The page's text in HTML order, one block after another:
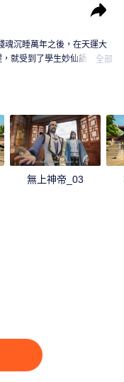
魂沉睡萬年之後，在天運大
就受到了學生妙仙語的刻意
結親不過是為了牧家和秦
件，答應了這門親事。煉出
來找牧雲請教，而秦時雨一
試，牧雲陰差陽錯下喚醒了
冰凰神魄。牧雲治好了秦夢
識到了牧雲的能力後，秦
的導師。而追求秦夢瑤不
山四煞一路尾隨，趁牧雲
全部
無上神帝_03